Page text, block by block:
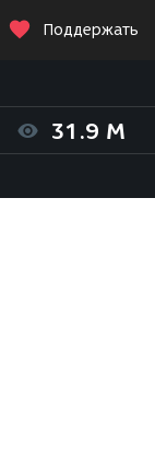
Поддержать
31.9 M